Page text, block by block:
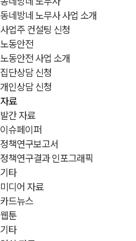
동네방네 노무사 사업 소개
사업주 컨설팅 신청
노동안전
노동안전 사업 소개
집단상담 신청
개인상담 신청
자료
발간 자료
이슈페이퍼
정책연구보고서
정책연구결과 인포그래픽
기타
미디어 자료
카드뉴스
웹툰
기타